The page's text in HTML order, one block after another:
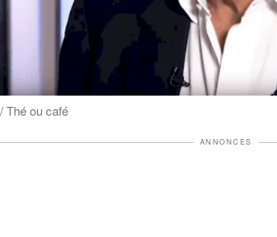
Thé ou café
ANNONCES